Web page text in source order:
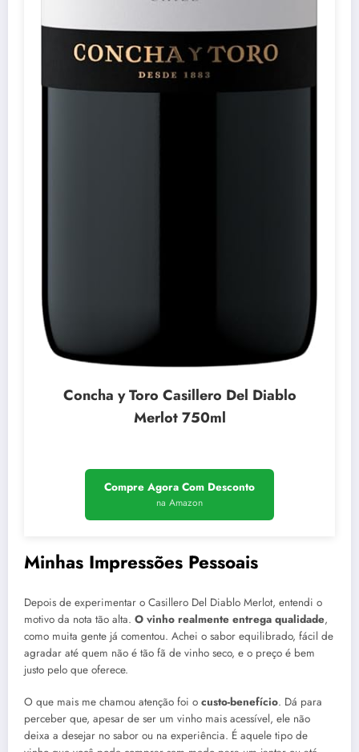
Concha y Toro Casillero Del Diablo
Merlot 750ml
Compre Agora Com Desconto
na Amazon
Minhas Impressões Pessoais
Depois de experimentar o Casillero Del Diablo Merlot, entendi o
motivo da nota tão alta. O vinho realmente entrega qualidade,
como muita gente já comentou. Achei o sabor equilibrado, fácil de
agradar até quem não é tão fã de vinho seco, e o preço é bem
justo pelo que oferece.
O que mais me chamou atenção foi o custo-benefício. Dá para
perceber que, apesar de ser um vinho mais acessível, ele não
deixa a desejar no sabor ou na experiência. É aquele tipo de